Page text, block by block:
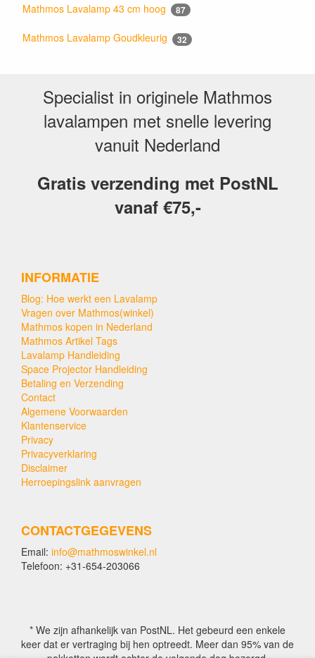
Mathmos Lavalamp 43 cm hoog 87
Mathmos Lavalamp Goudkleurig 32
Specialist in originele Mathmos
lavalampen met snelle levering
vanuit Nederland
Gratis verzending met PostNL
vanaf €75,-
INFORMATIE
Blog: Hoe werkt een Lavalamp
Vragen over Mathmos(winkel)
Mathmos kopen in Nederland
Mathmos Artikel Tags
Lavalamp Handleiding
Space Projector Handleiding
Betaling en Verzending
Contact
Algemene Voorwaarden
Klantenservice
Privacy
Privacyverklaring
Disclaimer
Herroepingslink aanvragen
CONTACTGEGEVENS
Email: info@mathmoswinkel.nl
Telefoon: +31-654-203066
* We zijn afhankelijk van PostNL. Het gebeurd een enkele
keer dat er vertraging bij hen optreedt. Meer dan 95% van de